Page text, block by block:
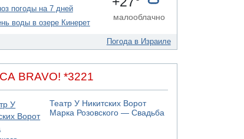
израильтян срочно сдавать
посол Израиля в ООН Гилад Эрдан
партии
13:49
Израиля на берег выбросило тело
13:32
горят новые склады
10:19
погоды на 7 дней
воды в озере Кинерет
малооблачно
Погода в Израиле
BRAVO! *3221
Театр У Никитских Ворот
Марка Розовского — Свадьба